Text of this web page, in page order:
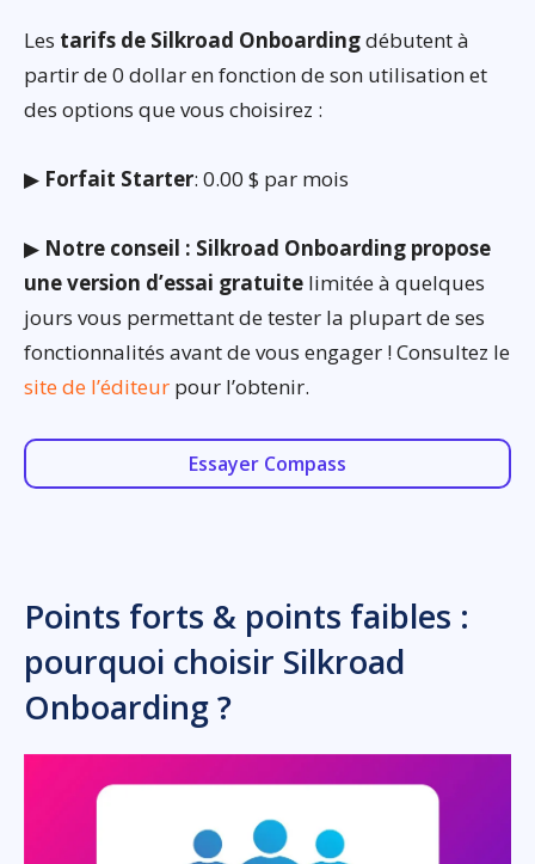
Les tarifs de Silkroad Onboardingdébutent à
partir de 0 dollar en fonction de son utilisation et
des options que vous choisirez :
▶ Forfait Starter: 0.00 $ par mois
▶ Notre conseil : Silkroad Onboarding propose
une version d’essai gratuite limitée à quelques
jours vous permettant de tester la plupart de ses
fonctionnalités avant de vous engager ! Consultez le
site de l’éditeur pour l’obtenir.
Essayer Compass
Points forts & points faibles :
pourquoi choisir Silkroad
Onboarding ?